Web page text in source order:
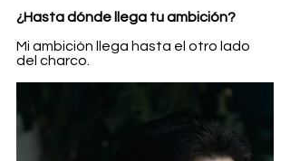
¿Hasta dónde llega tu ambición?
Mi ambición llega hasta el otro lado
del charco.